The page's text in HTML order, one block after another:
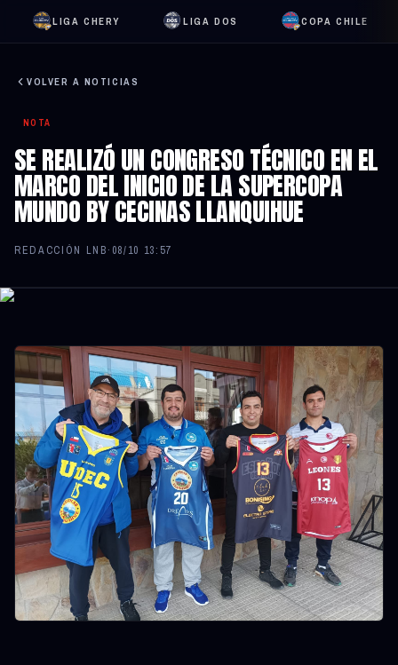
LIGA CHERY LIGA DOS COPA CHILE
VOLVER A NOTICIAS
NOTA
SE REALIZÓ UN CONGRESO TÉCNICO EN EL
MARCO DEL INICIO DE LA SUPERCOPA
MUNDO BY CECINAS LLANQUIHUE
REDACCIÓN LNB· 08/10 13:57